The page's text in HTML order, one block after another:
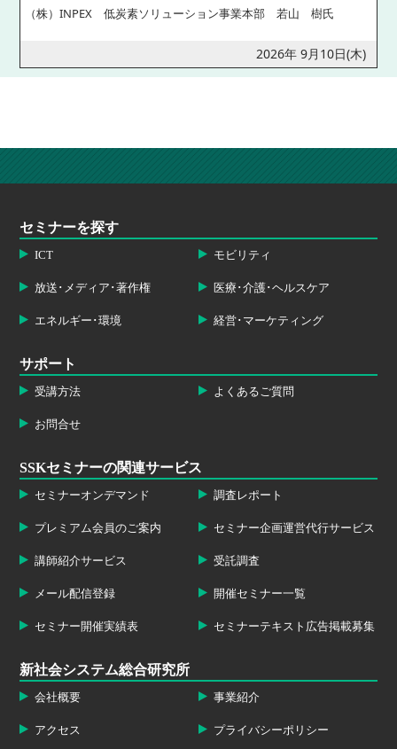
（株）INPEX 低炭素ソリューション事業本部 若山 樹氏
2026年 9月10日(木)
セミナーを探す
ICT モビリティ
放送･メディア･著作権 医療･介護･ヘルスケア
エネルギー･環境 経営･マーケティング
サポート
受講方法 よくあるご質問
お問合せ
SSKセミナーの関連サービス
セミナーオンデマンド 調査レポート
プレミアム会員のご案内 セミナー企画運営代行サービス
講師紹介サービス 受託調査
メール配信登録 開催セミナー一覧
セミナー開催実績表 セミナーテキスト広告掲載募集
新社会システム総合研究所
会社概要 事業紹介
アクセス プライバシーポリシー